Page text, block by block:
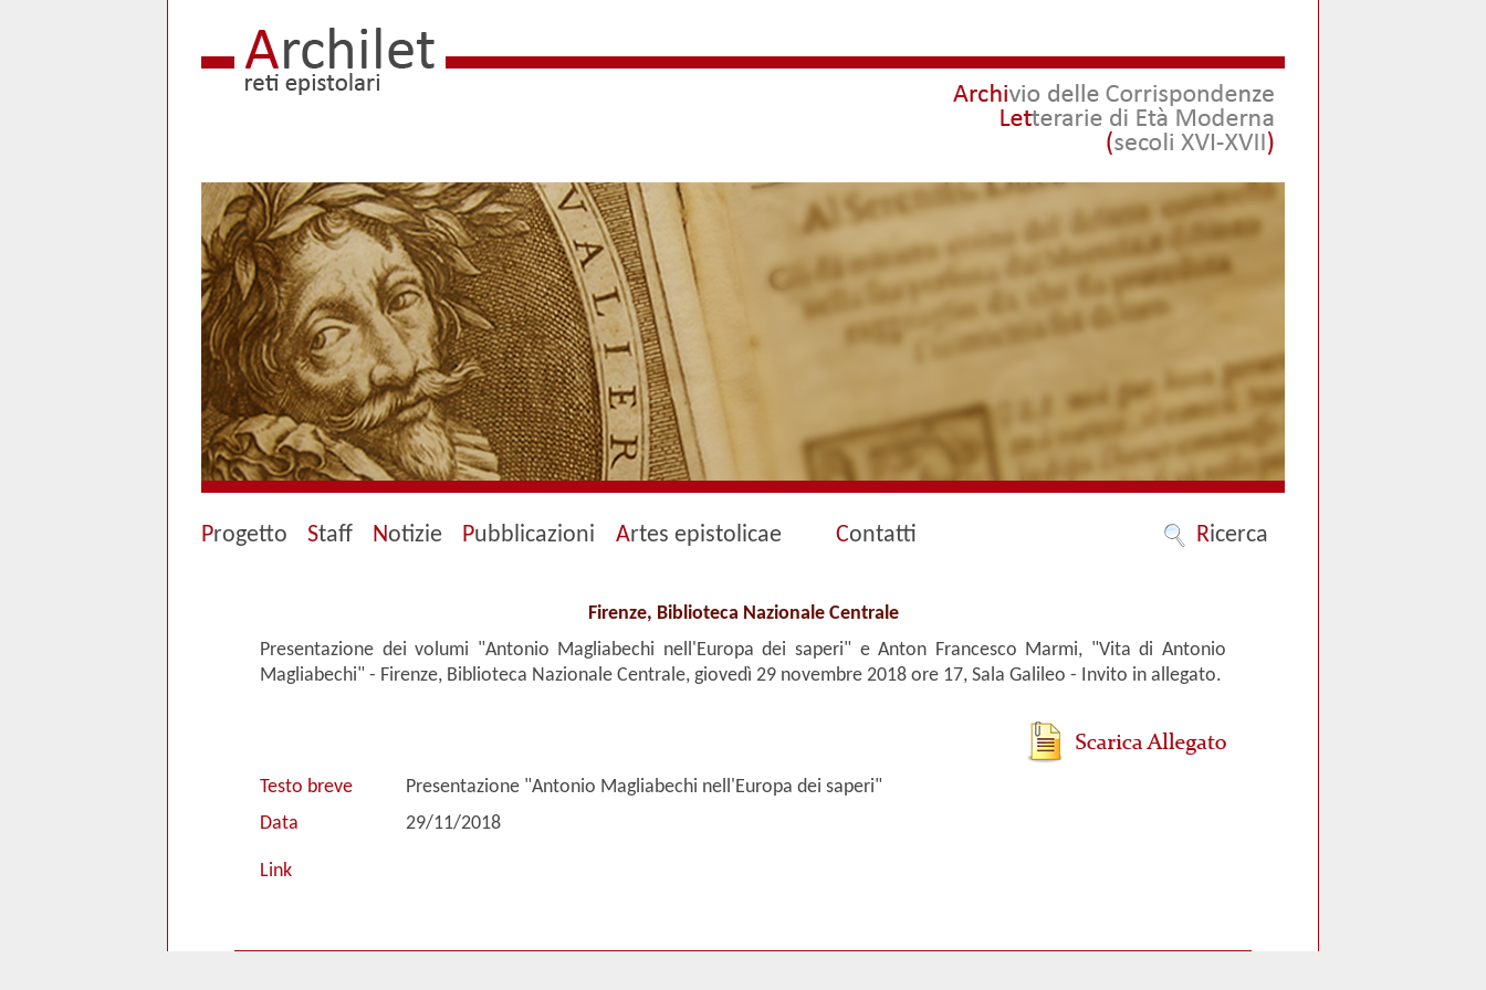
Progetto Staff Notizie Pubblicazioni Artes epistolicae Contatti Ricerca
Firenze, Biblioteca Nazionale Centrale
Presentazione dei volumi "Antonio Magliabechi nell'Europa dei saperi" e Anton Francesco Marmi, "Vita di Antonio
Magliabechi" - Firenze, Biblioteca Nazionale Centrale, giovedì 29 novembre 2018 ore 17, Sala Galileo - Invito in allegato.
Testo breve
Presentazione "Antonio Magliabechi nell'Europa dei saperi"
Data
29/11/2018
Link